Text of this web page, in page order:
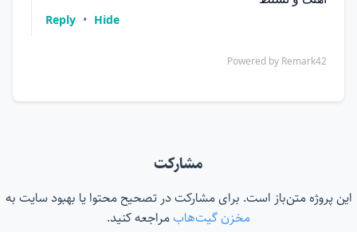
مشارکت
این پروژه متن‌باز است. برای مشارکت در تصحیح محتوا یا بهبود سایت به
مخزن گیت‌هابمراجعه کنید.